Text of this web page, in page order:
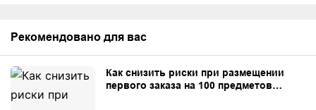
Рекомендовано для вас
Как снизить риски при размещении
первого заказа на 100 предметов